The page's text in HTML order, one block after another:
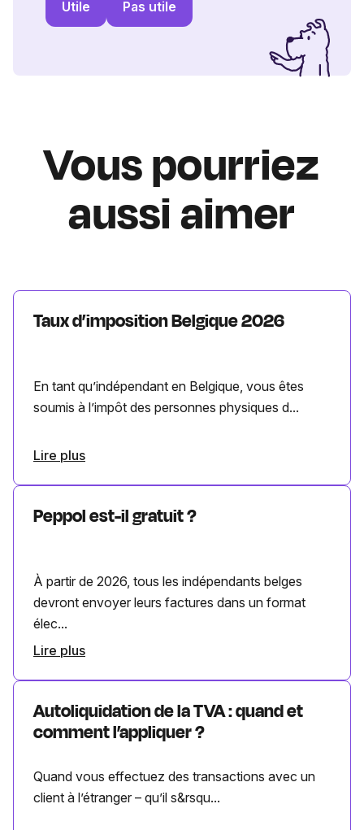
Utile Pas utile
Vous pourriez
aussi aimer
Taux d’imposition Belgique 2026
En tant qu’indépendant en Belgique, vous êtes
soumis à l’impôt des personnes physiques d...
Lire plus
Peppol est-il gratuit ?
À partir de 2026, tous les indépendants belges
devront envoyer leurs factures dans un format
élec...
Lire plus
Autoliquidation de la TVA : quand et
comment l’appliquer ?
Quand vous effectuez des transactions avec un
client à l’étranger – qu’il s&rsqu...